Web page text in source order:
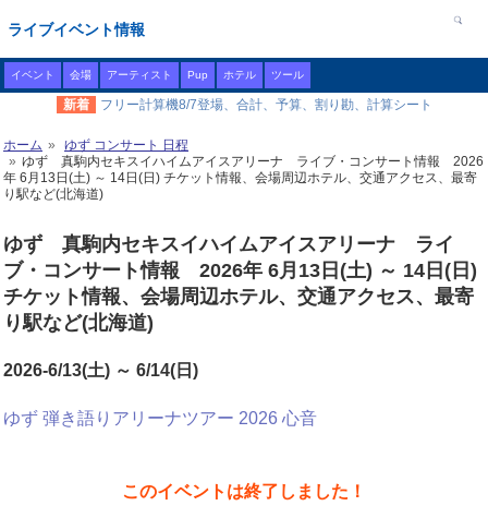
ライブイベント情報
イベント 会場 アーティスト Pup ホテル ツール
新着 フリー計算機8/7登場、合計、予算、割り勘、計算シート
ホーム
ゆず コンサート 日程
ゆず 真駒内セキスイハイムアイスアリーナ ライブ・コンサート情報 2026
年 6月13日(土) ～ 14日(日) チケット情報、会場周辺ホテル、交通アクセス、最寄
り駅など(北海道)
ゆず 真駒内セキスイハイムアイスアリーナ ライ
ブ・コンサート情報 2026年 6月13日(土) ～ 14日(日)
チケット情報、会場周辺ホテル、交通アクセス、最寄
り駅など(北海道)
2026-6/13(土) ～ 6/14(日)
ゆず 弾き語りアリーナツアー 2026 心音
このイベントは終了しました！